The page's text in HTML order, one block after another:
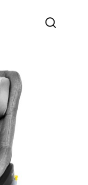
Otwórz